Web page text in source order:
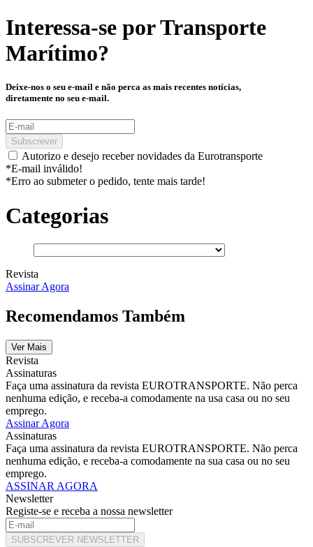
Interessa-se porTransporte
Marítimo?
Deixe-nos o seu e-mail e não perca as mais recentes notícias,
diretamente no seu e-mail.
Subscrever
Autorizo e desejo receber novidades da Eurotransporte
*E-mail inválido!
*Erro ao submeter o pedido, tente mais tarde!
Categorias
Revista
Assinar Agora
Recomendamos Também
Ver Mais
Revista
Assinaturas
Faça uma assinatura da revista EUROTRANSPORTE. Não perca
nenhuma edição, e receba-a comodamente na usa casa ou no seu
emprego.
Assinar Agora
Assinaturas
Faça uma assinatura da revista EUROTRANSPORTE. Não perca
nenhuma edição, e receba-a comodamente na sua casa ou no seu
emprego.
ASSINAR AGORA
Newsletter
Registe-se e receba a nossa newsletter
SUBSCREVER NEWSLETTER